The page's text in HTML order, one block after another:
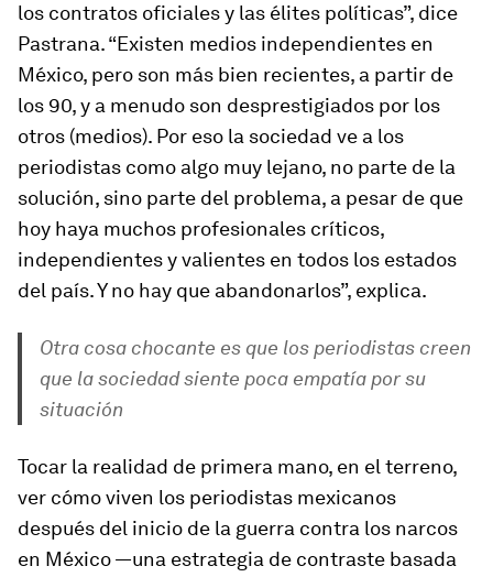
los contratos oficiales y las élites políticas”, dice
Pastrana. “Existen medios independientes en
México, pero son más bien recientes, a partir de
los 90, y a menudo son desprestigiados por los
otros (medios). Por eso la sociedad ve a los
periodistas como algo muy lejano, no parte de la
solución, sino parte del problema, a pesar de que
hoy haya muchos profesionales críticos,
independientes y valientes en todos los estados
del país. Y no hay que abandonarlos”, explica.
Otra cosa chocante es que los periodistas creen
que la sociedad siente poca empatía por su
situación
Tocar la realidad de primera mano, en el terreno,
ver cómo viven los periodistas mexicanos
después del inicio de la guerra contra los narcos
en México —una estrategia de contraste basada